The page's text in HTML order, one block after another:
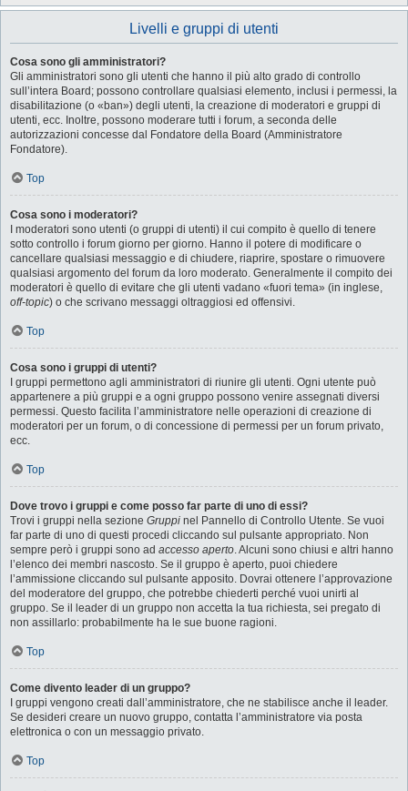
Livelli e gruppi di utenti
Cosa sono gli amministratori?
Gli amministratori sono gli utenti che hanno il più alto grado di controllo
sull’intera Board; possono controllare qualsiasi elemento, inclusi i permessi, la
disabilitazione (o «ban») degli utenti, la creazione di moderatori e gruppi di
utenti, ecc. Inoltre, possono moderare tutti i forum, a seconda delle
autorizzazioni concesse dal Fondatore della Board (Amministratore
Fondatore).
Top
Cosa sono i moderatori?
I moderatori sono utenti (o gruppi di utenti) il cui compito è quello di tenere
sotto controllo i forum giorno per giorno. Hanno il potere di modificare o
cancellare qualsiasi messaggio e di chiudere, riaprire, spostare o rimuovere
qualsiasi argomento del forum da loro moderato. Generalmente il compito dei
moderatori è quello di evitare che gli utenti vadano «fuori tema» (in inglese,
off-topic) o che scrivano messaggi oltraggiosi ed offensivi.
Top
Cosa sono i gruppi di utenti?
I gruppi permettono agli amministratori di riunire gli utenti. Ogni utente può
appartenere a più gruppi e a ogni gruppo possono venire assegnati diversi
permessi. Questo facilita l’amministratore nelle operazioni di creazione di
moderatori per un forum, o di concessione di permessi per un forum privato,
ecc.
Top
Dove trovo i gruppi e come posso far parte di uno di essi?
Trovi i gruppi nella sezione Gruppi nel Pannello di Controllo Utente. Se vuoi
far parte di uno di questi procedi cliccando sul pulsante appropriato. Non
sempre però i gruppi sono ad accesso aperto. Alcuni sono chiusi e altri hanno
l’elenco dei membri nascosto. Se il gruppo è aperto, puoi chiedere
l’ammissione cliccando sul pulsante apposito. Dovrai ottenere l’approvazione
del moderatore del gruppo, che potrebbe chiederti perché vuoi unirti al
gruppo. Se il leader di un gruppo non accetta la tua richiesta, sei pregato di
non assillarlo: probabilmente ha le sue buone ragioni.
Top
Come divento leader di un gruppo?
I gruppi vengono creati dall’amministratore, che ne stabilisce anche il leader.
Se desideri creare un nuovo gruppo, contatta l’amministratore via posta
elettronica o con un messaggio privato.
Top